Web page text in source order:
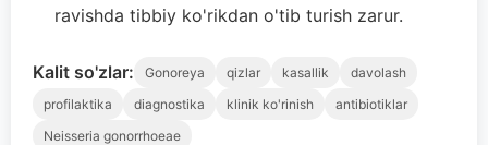
ravishda tibbiy ko'rikdan o'tib turish zarur.
Kalit so'zlar: Gonoreya qizlar kasallik
davolash
profilaktika
diagnostika klinik ko'rinish
antibiotiklar
Neisseria gonorrhoeae